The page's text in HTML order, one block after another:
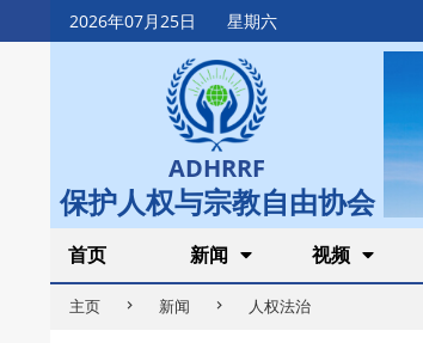
2026年07月25日 星期六
Skip
to
ADHRRF
保护人权与宗教自由协会
Secondary
Navigation
Menu
首页 新闻 视频
主页 新闻 人权法治